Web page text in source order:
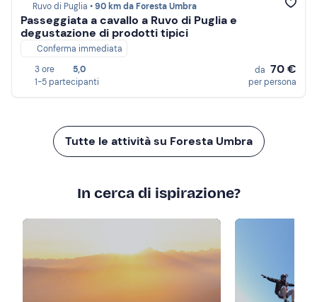
Ruvo di Puglia •90 km da Foresta Umbra
Passeggiata a cavallo a Ruvo di Puglia e
degustazione di prodotti tipici
Conferma immediata
3 ore
5,0
1-5 partecipanti
da 70 €
per persona
Tutte le attività su Foresta Umbra
In cerca di ispirazione?